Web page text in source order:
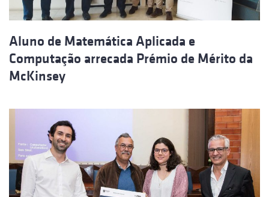
Aluno de Matemática Aplicada e
Computação arrecada Prémio de Mérito da
McKinsey